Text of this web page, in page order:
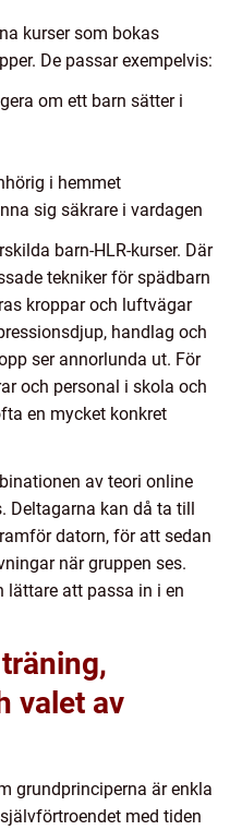
kurser som bokas
De passar exempelvis:
om ett barn sätter i
i hemmet
sig säkrare i vardagen
barn-HLR-kurser. Där
tekniker för spädbarn
kroppar och luftvägar
handlag och
ser annorlunda ut. För
och personal i skola och
en mycket konkret
av teori online
Deltagarna kan då ta till
datorn, för att sedan
när gruppen ses.
lättare att passa in i en
valet av
grundprinciperna är enkla
med tiden